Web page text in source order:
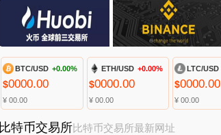
BTC/USD +0.00%
$0000.00
¥ 00.00
ETH/USD +0.00%
$0000.00
¥ 00.00
LTC/USD
$0000.00
¥ 00.00
比特币交易所比特币交易所最新网址